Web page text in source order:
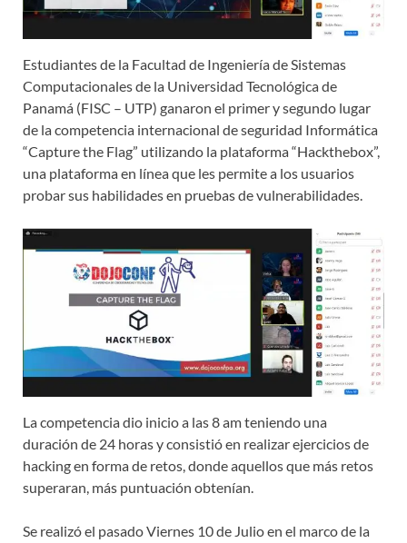
Estudiantes de la Facultad de Ingeniería de Sistemas
Computacionales de la Universidad Tecnológica de
Panamá (FISC – UTP) ganaron el primer y segundo lugar
de la competencia internacional de seguridad Informática
“Capture the Flag” utilizando la plataforma “Hackthebox”,
una plataforma en línea que les permite a los usuarios
probar sus habilidades en pruebas de vulnerabilidades.
La competencia dio inicio a las 8 am teniendo una
duración de 24 horas y consistió en realizar ejercicios de
hacking en forma de retos, donde aquellos que más retos
superaran, más puntuación obtenían.
Se realizó el pasado Viernes 10 de Julio en el marco de la